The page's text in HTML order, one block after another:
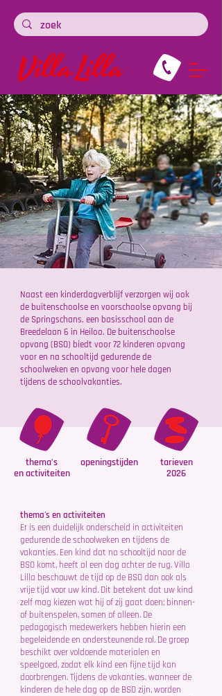
Naast een kinderdagverblijf verzorgen wij ook
de buitenschoolse en voorschoolse opvang bij
de Springschans, een basisschool aan de
Breedelaan 6 in Heiloo. De buitenschoolse
opvang (BSO) biedt voor 72 kinderen opvang
voor en na schooltijd gedurende de
schoolweken en opvang voor hele dagen
tijdens de schoolvakanties.
​thema’s
en activiteiten
openingstijden
tarieven
2026
thema's en activiteiten
Er is een duidelijk onderscheid in activiteiten
gedurende de schoolweken en tijdens de
vakanties. Een kind dat na schooltijd naar de
BSO komt, heeft al een dag achter de rug. Villa
Lilla beschouwt de tijd op de BSO dan ook als
vrije tijd voor uw kind. Dit betekent dat uw kind
zelf mag kiezen wat hij of zij gaat doen; binnen-
of buitenspelen, samen of alleen. De
pedagogisch medewerkers hebben hierin een
begeleidende en ondersteunende rol. De groep
beschikt over voldoende materialen en
speelgoed, zodat elk kind een fijne tijd kan
doorbrengen. Tijdens de vakanties, wanneer de
kinderen de hele dag op de BSO zijn, worden